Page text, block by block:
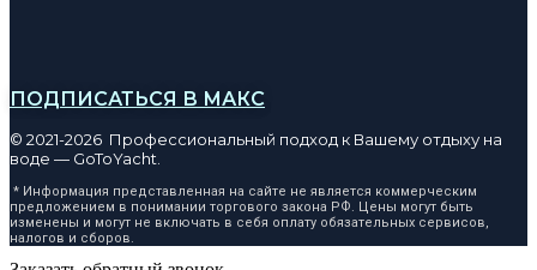
ПОДПИСАТЬСЯ В МАКС
© 2021-2026 Профессиональный подход к Вашему отдыху на
воде — GoToYacht.
* Информация представленная на сайте не является коммерческим
предложением в понимании торгового закона РФ. Цены могут быть
изменены и могут не включать в себя оплату обязательных сервисов,
налогов и сборов.